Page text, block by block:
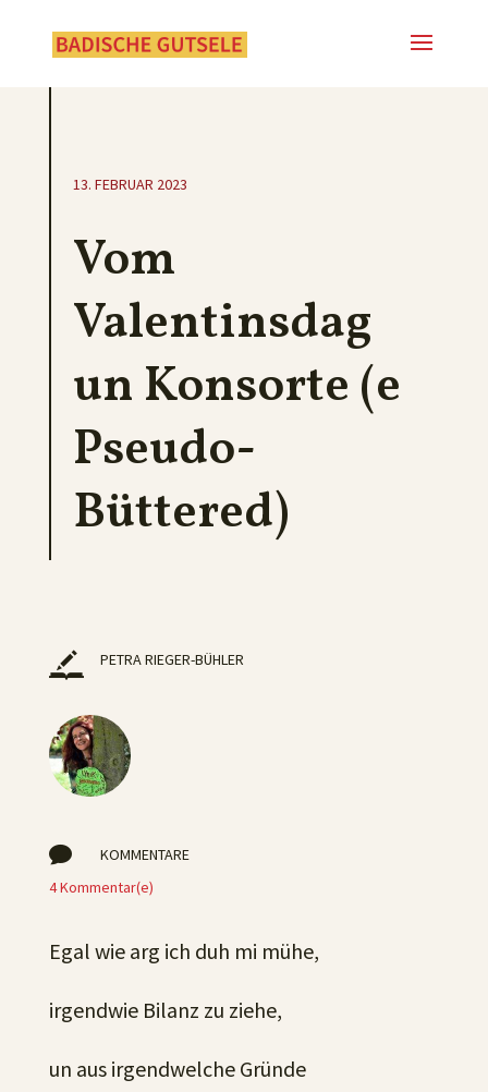
13. FEBRUAR 2023
Vom
Valentinsdag
un Konsorte (e
Pseudo-
Büttered)
PETRA RIEGER-BÜHLER

KOMMENTARE
4 Kommentar(e)
Egal wie arg ich duh mi mühe,
irgendwie Bilanz zu ziehe,
un aus irgendwelche Gründe